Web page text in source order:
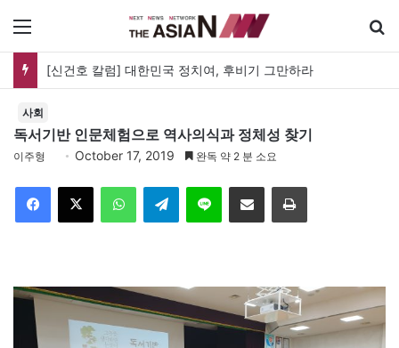
[신건호 칼럼] 대한민국 정치여, 후비기 그만하라
사회
독서기반 인문체험으로 역사의식과 정체성 찾기
이주형 October 17, 2019 완독 약 2 분 소요
Telegram 이메일